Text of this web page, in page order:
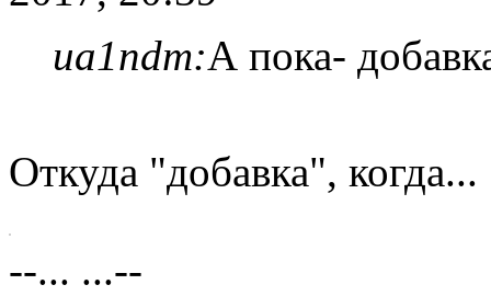
ua1ndm:А пока-
Откуда "добавка", когда...
--... ...--